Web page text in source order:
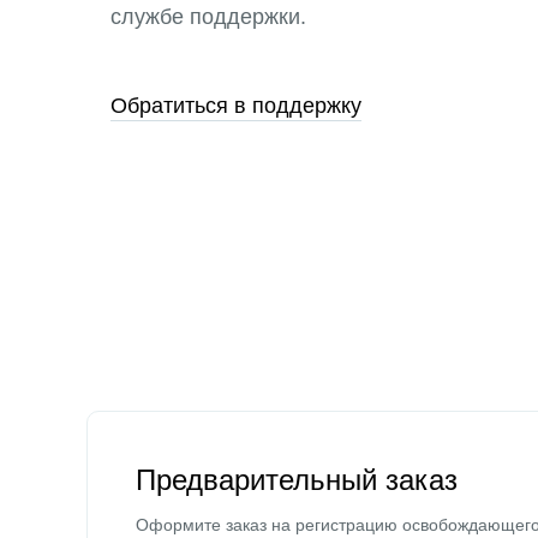
службе поддержки.
Обратиться в поддержку
Предварительный заказ
Оформите заказ на регистрацию